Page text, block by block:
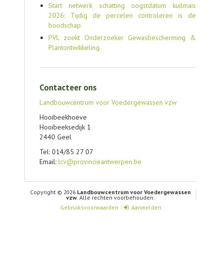
Start netwerk schatting oogstdatum kuilmais
2026: Tijdig de percelen controleren is de
boodschap
PVL zoekt Onderzoeker Gewasbescherming &
Plantontwikkeling
Contacteer ons
Landbouwcentrum voor Voedergewassen vzw
Hooibeekhoeve
Hooibeeksedijk 1
2440 Geel
Tel: 014/85 27 07
Email: lcv@provincieantwerpen.be
Copyright © 2026 Landbouwcentrum voor Voedergewassen
vzw. Alle rechten voorbehouden.
Gebruiksvoorwaarden
Aanmelden